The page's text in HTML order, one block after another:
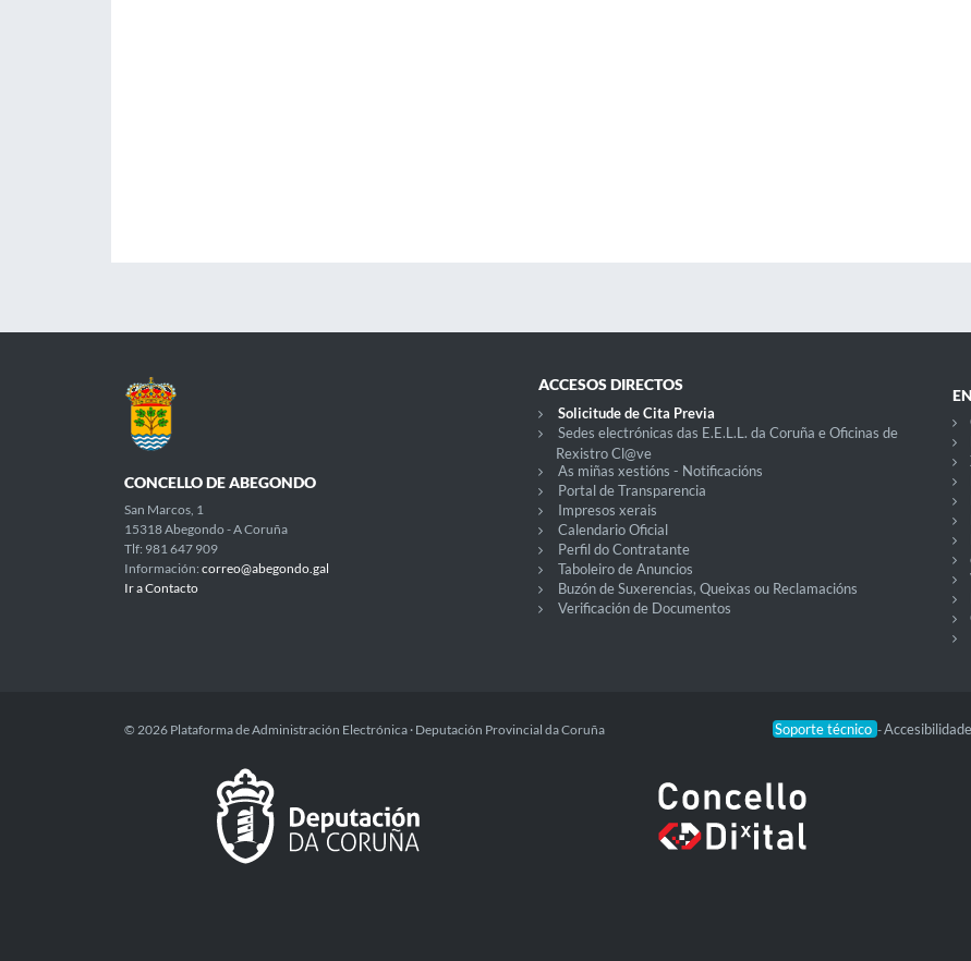
CONCELLO DE ABEGONDO
San Marcos, 1
15318 Abegondo - A Coruña
Tlf: 981 647 909
Información: correo@abegondo.gal
Ir a Contacto
ACCESOS DIRECTOS
Solicitude de Cita Previa
Sedes electrónicas das E.E.L.L. da Coruña e Oficinas de
Rexistro Cl@ve
As miñas xestións - Notificacións
Portal de Transparencia
Impresos xerais
Calendario Oficial
Perfil do Contratante
Taboleiro de Anuncios
Buzón de Suxerencias, Queixas ou Reclamacións
Verificación de Documentos
Soporte técnico -Accesibilidade
© 2026 Plataforma de Administración Electrónica · Deputación Provincial da Coruña